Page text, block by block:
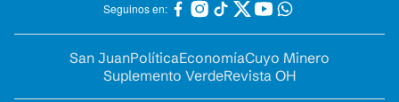
Seguinos en:
San JuanPolíticaEconomíaCuyo Minero
Suplemento VerdeRevista OH